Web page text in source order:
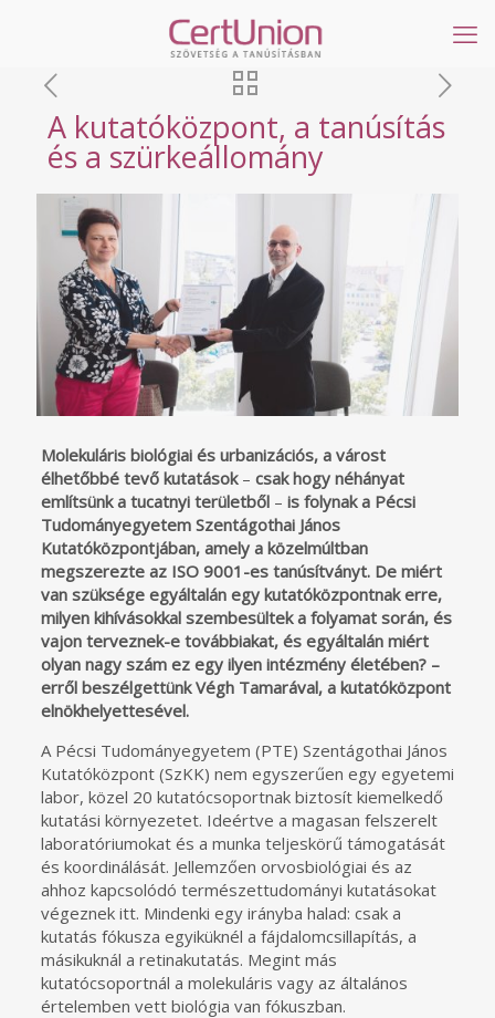
A kutatóközpont, a tanúsítás
és a szürkeállomány
Molekuláris biológiai és urbanizációs, a várost
élhetőbbé tevő kutatások – csak hogy néhányat
említsünk a tucatnyi területből – is folynak a Pécsi
Tudományegyetem Szentágothai János
Kutatóközpontjában, amely a közelmúltban
megszerezte az ISO 9001-es tanúsítványt. De miért
van szüksége egyáltalán egy kutatóközpontnak erre,
milyen kihívásokkal szembesültek a folyamat során, és
vajon terveznek-e továbbiakat, és egyáltalán miért
olyan nagy szám ez egy ilyen intézmény életében? –
erről beszélgettünk Végh Tamarával, a kutatóközpont
elnökhelyettesével.
A Pécsi Tudományegyetem (PTE) Szentágothai János
Kutatóközpont (SzKK) nem egyszerűen egy egyetemi
labor, közel 20 kutatócsoportnak biztosít kiemelkedő
kutatási környezetet. Ideértve a magasan felszerelt
laboratóriumokat és a munka teljeskörű támogatását
és koordinálását. Jellemzően orvosbiológiai és az
ahhoz kapcsolódó természettudományi kutatásokat
végeznek itt. Mindenki egy irányba halad: csak a
kutatás fókusza egyiküknél a fájdalomcsillapítás, a
másikuknál a retinakutatás. Megint más
kutatócsoportnál a molekuláris vagy az általános
értelemben vett biológia van fókuszban.